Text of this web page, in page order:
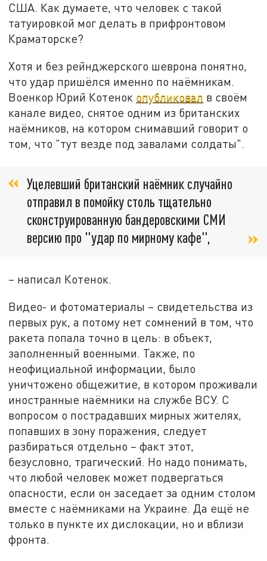
США. Как думаете, что человек с такой
татуировкой мог делать в прифронтовом
Краматорске?
Хотя и без рейнджерского шеврона понятно,
что удар пришёлся именно по наёмникам.
Военкор Юрий Котенок опубликовал в своём
канале видео, снятое одним из британских
наёмников, на котором снимавший говорит о
том, что "тут везде под завалами солдаты".
Уцелевший британский наёмник случайно
отправил в помойку столь тщательно
сконструированную бандеровскими СМИ
версию про "удар по мирному кафе",
– написал Котенок.
Видео- и фотоматериалы – свидетельства из
первых рук, а потому нет сомнений в том, что
ракета попала точно в цель: в объект,
заполненный военными. Также, по
неофициальной информации, было
уничтожено общежитие, в котором проживали
иностранные наёмники на службе ВСУ. С
вопросом о пострадавших мирных жителях,
попавших в зону поражения, следует
разбираться отдельно – факт этот,
безусловно, трагический. Но надо понимать,
что любой человек может подвергаться
опасности, если он заседает за одним столом
вместе с наёмниками на Украине. Да ещё не
только в пункте их дислокации, но и вблизи
фронта.